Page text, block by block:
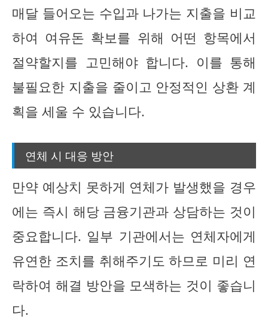
매달 들어오는 수입과 나가는 지출을 비교
하여 여유돈 확보를 위해 어떤 항목에서
절약할지를 고민해야 합니다. 이를 통해
불필요한 지출을 줄이고 안정적인 상환 계
획을 세울 수 있습니다.
연체 시 대응 방안
만약 예상치 못하게 연체가 발생했을 경우
에는 즉시 해당 금융기관과 상담하는 것이
중요합니다. 일부 기관에서는 연체자에게
유연한 조치를 취해주기도 하므로 미리 연
락하여 해결 방안을 모색하는 것이 좋습니
다.